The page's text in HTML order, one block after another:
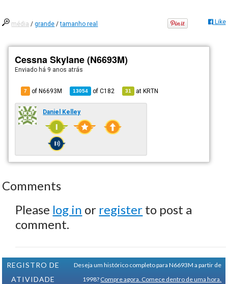
média /grande /tamanho real Like
Cessna Skylane (N6693M)
Enviado há 9 anos atrás
7 of N6693M 13054 ofC182 31 atKRTN
Daniel Kelley
Comments
Please log in or register to post a
comment.
REGISTRO DE
ATIVIDADE
Deseja um histórico completo para N6693M a partir de
1998? Compre agora. Comece dentro de uma hora.